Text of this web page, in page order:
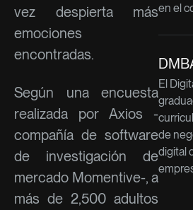
vez despierta más
emociones
encontradas.
Según una encuesta
realizada por Axios -
compañía de software
de investigación de
mercado Momentive-, a
más de 2,500 adultos
en el
El
de
digital